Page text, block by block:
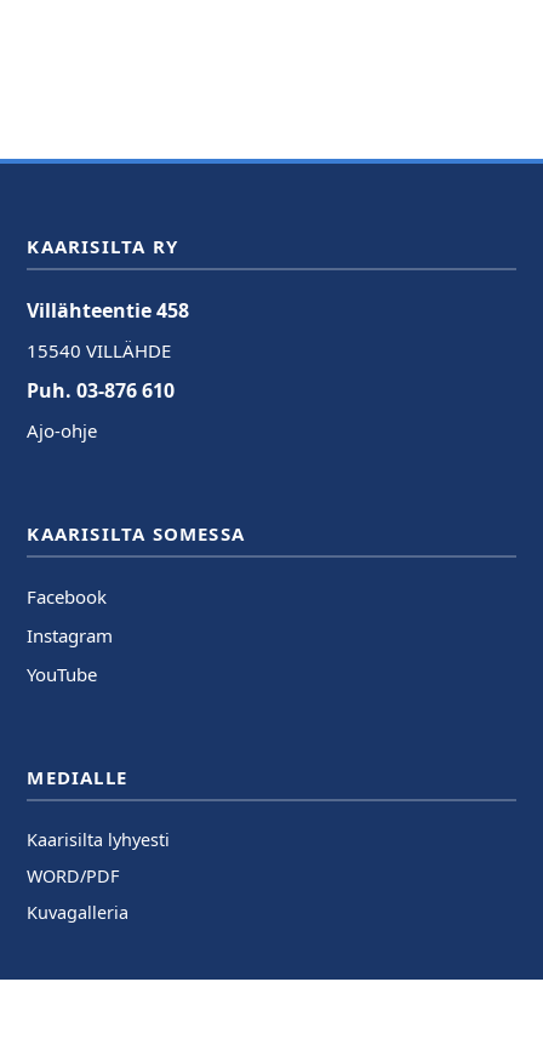
KAARISILTA RY
Villähteentie 458
15540 VILLÄHDE
Puh. 03-876 610
Ajo-ohje
KAARISILTA SOMESSA
Facebook
Instagram
YouTube
MEDIALLE
Kaarisilta lyhyesti
WORD/PDF
Kuvagalleria